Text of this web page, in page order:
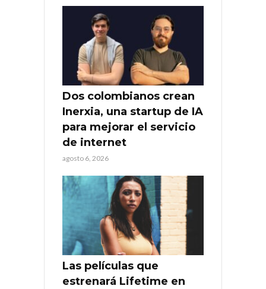
Dos colombianos crean
Inerxia, una startup de IA
para mejorar el servicio
de internet
agosto 6, 2026
Las películas que
estrenará Lifetime en